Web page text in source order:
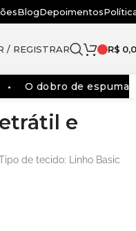
BlogDepoimentos
/ REGISTRAR R$
O dobro de espumas
e
de tecido: Linho Basic